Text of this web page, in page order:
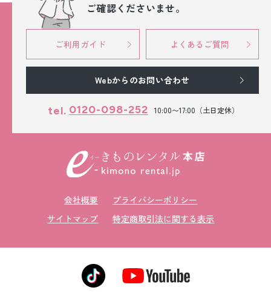
ご確認くださいませ。
ご利用ガイド よくあるご質問
Webからのお問い合わせ
tel. 0120-098-252 10:00〜17:00（土日定休）
会社概要
プライバシーポリシー
サイトマップ
特定商取引法に関する表示